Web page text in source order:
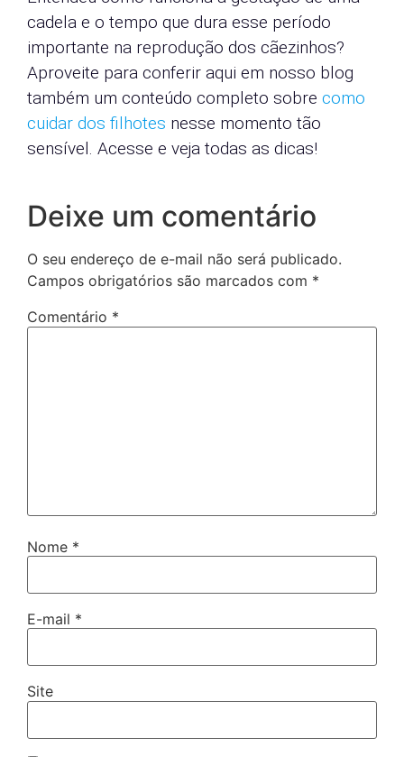
cadela e o tempo que dura esse período
importante na reprodução dos cãezinhos?
Aproveite para conferir aqui em nosso blog
também um conteúdo completo sobre como
cuidar dos filhotes nesse momento tão
sensível. Acesse e veja todas as dicas!
Deixe um comentário
O seu endereço de e-mail não será publicado.
Campos obrigatórios são marcados com *
Comentário *
Nome *
E-mail *
Site